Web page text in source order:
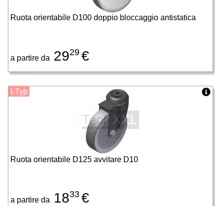
Ruota orientabile D100 doppio bloccaggio antistatica
a partire da 2929 €
Ruota orientabile D125 avvitare D10
a partire da 1833 €
I-Typ